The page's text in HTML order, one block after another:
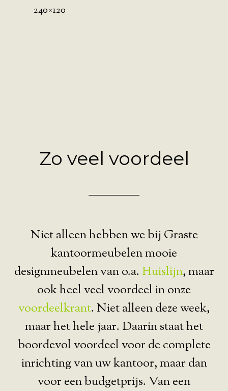
240×120
Zo veel voordeel
Niet alleen hebben we bij Graste
kantoormeubelen mooie
designmeubelen van o.a.Huislijn, maar
ook heel veel voordeel in onze
voordeelkrant. Niet alleen deze week,
maar het hele jaar. Daarin staat het
boordevol voordeel voor de complete
inrichting van uw kantoor, maar dan
voor een budgetprijs. Van een